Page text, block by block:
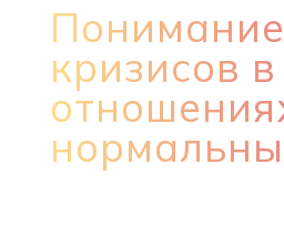
Понимание
кризисов в